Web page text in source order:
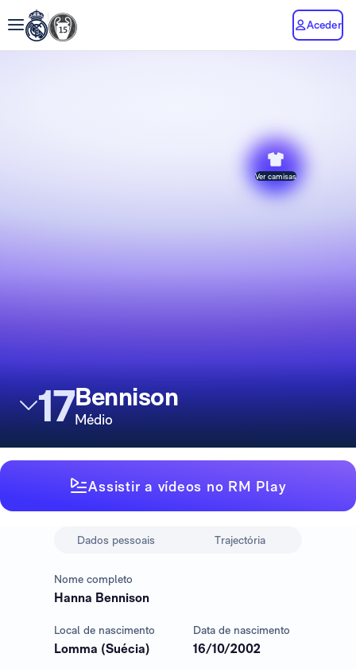
Aceder
17Bennison
Médio
Assistir a vídeos no RM Play
Ver camisas
Dados pessoais Trajectória
Nome completo
Hanna Bennison
Local de nascimento
Lomma (Suécia)
Data de nascimento
16/10/2002